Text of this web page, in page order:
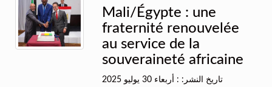
Mali/Égypte : une
fraternité renouvelée
au service de la
souveraineté africaine
تاريخ النشر: : أربعاء 30 يوليو 2025